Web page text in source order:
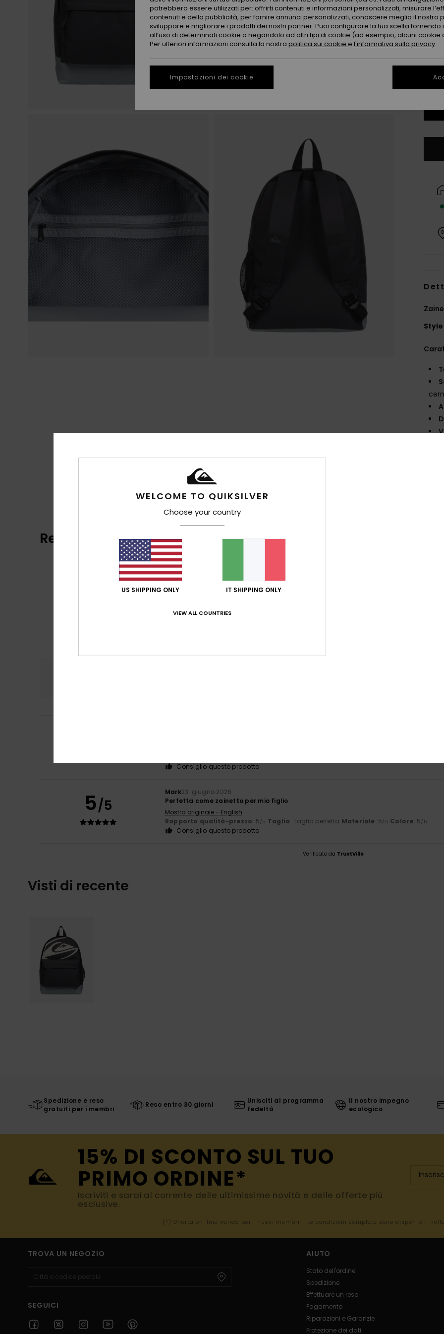
Style
Recensioni dei clienti
Consiglio questo prodotto
5/5
Mark23. giugno 2026
Perfetta come zainetto per mio figlio
Mostra originale - English
Rapporto qualità-prezzo: 5/5 Taglia: Taglia perfetta Materiale: 5/5 Colore: 5/5
Consiglio questo prodotto
Verificato da TrustVille
Visti di recente
Spedizione e reso
gratuiti per i membri
Reso entro 30 giorni
Unisciti al programma
fedeltà
Il nostro impegno
ecologico
15% DI SCONTO SUL TUO
PRIMO ORDINE*
Iscriviti e sarai al corrente delle ultimissime novità e delle offerte più
esclusive.
(*) Offerta on-line valida per i nuovi membri - Le condizioni complete sono disponibili
TROVA UN NEGOZIO
SEGUICI
AIUTO
Stato dell'ordine
Spedizione
Effettuare un reso
Pagamento
Riparazioni e Garanzie
Protezione dei dati
WELCOME TO QUIKSILVER
Choose your country
US SHIPPING ONLY IT SHIPPING ONLY
VIEW ALL COUNTRIES
potrebbero essere utilizzati per: offrirti contenuti e informazioni personalizzati, misurare
contenuti e della pubblicità, per fornire annunci personalizzati, conoscere meglio il nostro
sviluppare e migliorare i prodotti dei nostri partner. Puoi configurare la tua scelta fornendo
all’uso di determinati cookie o negandolo ad altri tipi di cookie (ad esempio, alcuni cookie
Per ulteriori informazioni consulta la nostra politica sui cookie e l'informativa sulla privacy.
Impostazioni dei cookie